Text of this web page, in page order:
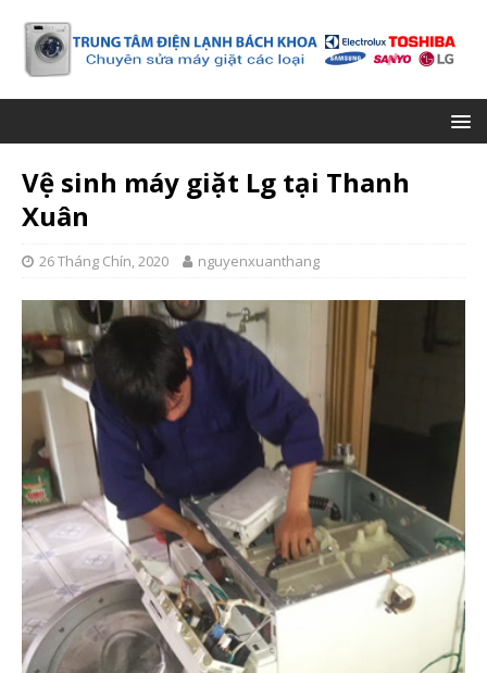
Vệ sinh máy giặt Lg tại Thanh
Xuân
26 Tháng Chín, 2020 nguyenxuanthang